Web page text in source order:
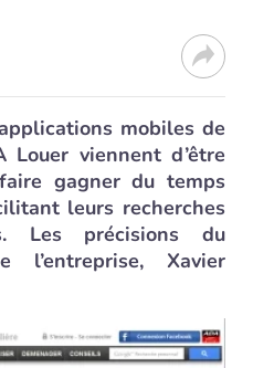
mobiles de
viennent d’être
gagner du temps
leurs recherches
Les précisions du
l’entreprise, Xavier